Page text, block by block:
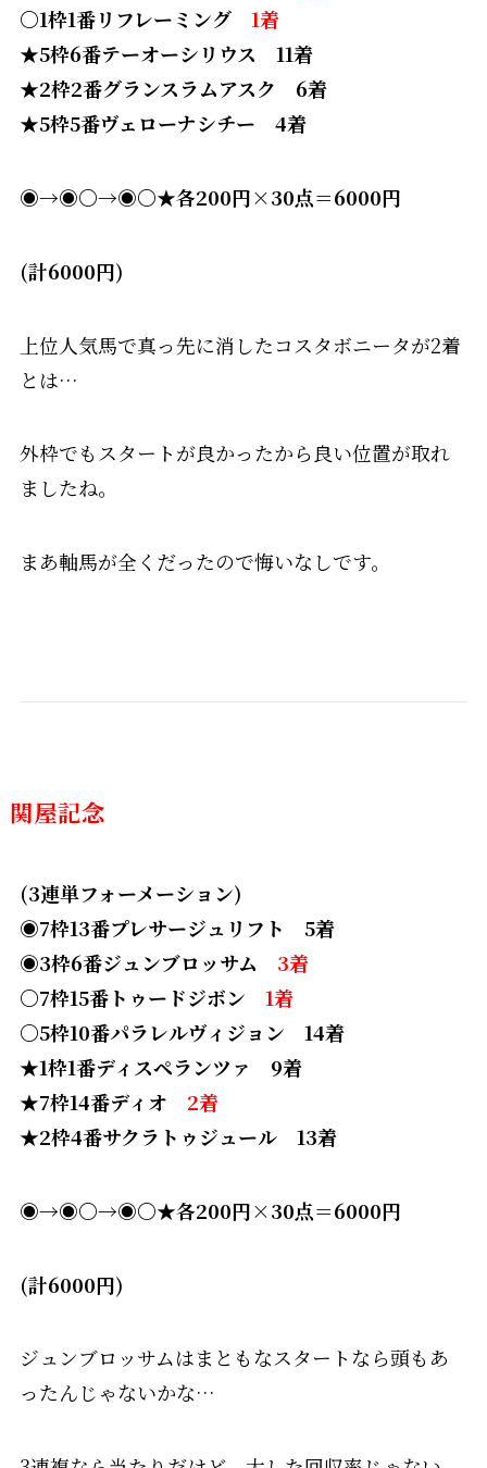
〇1枠1番リフレーミング 1着
★5枠6番テーオーシリウス 11着
★2枠2番グランスラムアスク 6着
★5枠5番ヴェローナシチー 4着
◉→◉〇→◉〇★各200円×30点＝6000円
(計6000円)
上位人気馬で真っ先に消したコスタボニータが2着
とは…
外枠でもスタートが良かったから良い位置が取れ
ましたね。
まあ軸馬が全くだったので悔いなしです。
関屋記念
(3連単フォーメーション)
◉7枠13番プレサージュリフト 5着
◉3枠6番ジュンブロッサム 3着
〇7枠15番トゥードジボン 1着
〇5枠10番パラレルヴィジョン 14着
★1枠1番ディスペランツァ 9着
★7枠14番ディオ 2着
★2枠4番サクラトゥジュール 13着
◉→◉〇→◉〇★各200円×30点＝6000円
(計6000円)
ジュンブロッサムはまともなスタートなら頭もあ
ったんじゃないかな…